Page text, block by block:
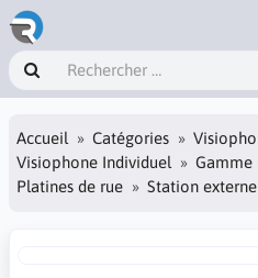
Accueil Catégories
Visiophone Individuel
Gamme
Platines de rue
Station